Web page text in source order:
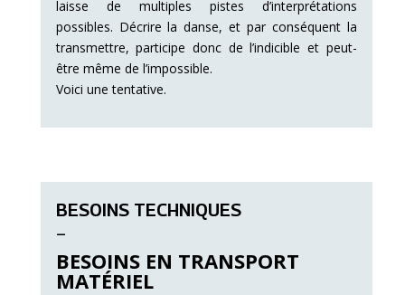
laisse de multiples pistes d’interprétations
possibles. Décrire la danse, et par conséquent la
transmettre, participe donc de l’indicible et peut-
être même de l’impossible.
Voici une tentative.
BESOINS TECHNIQUES
–
BESOINS EN TRANSPORT
MATÉRIEL